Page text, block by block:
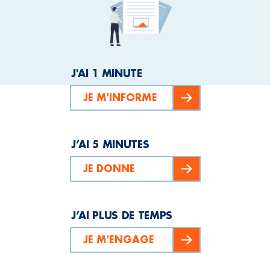
J'AI 1 MINUTE
JE M'INFORME
J’AI 5 MINUTES
JE DONNE
J’AI PLUS DE TEMPS
JE M'ENGAGE